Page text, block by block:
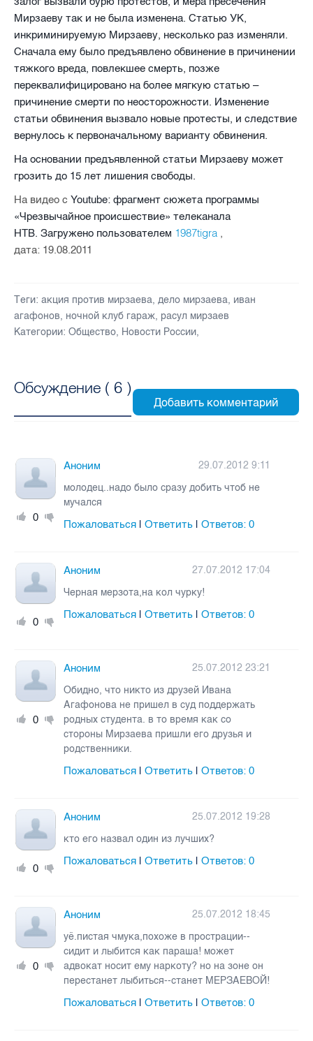
Мирзаеву так и не была изменена. Статью УК,
инкриминируемую Мирзаеву, несколько раз изменяли.
Сначала ему было предъявлено обвинение в причинении
тяжкого вреда, повлекшее смерть, позже
переквалифицировано на более мягкую статью –
причинение смерти по неосторожности. Изменение
статьи обвинения вызвало новые протесты, и следствие
вернулось к первоначальному варианту обвинения.
На основании предъявленной статьи Мирзаеву может
грозить до 15 лет лишения свободы.
На видео с Youtube: фрагмент сюжета программы
«Чрезвычайное происшествие» телеканала
НТВ. Загружено пользователем 1987tigra ,
дата: 19.08.2011
Теги: акция против мирзаева, дело мирзаева, иван
агафонов, ночной клуб гараж, расул мирзаев
Категории: Общество, Новости России,
Обсуждение ( 6 )
0
Аноним
29.07.2012 9:11
молодец..надо было сразу добить чтоб не
мучался
Пожаловаться |Ответить |Ответов:0
0
Аноним
27.07.2012 17:04
Черная мерзота,на кол чурку!
Пожаловаться |Ответить |Ответов:0
0
Аноним
25.07.2012 23:21
Обидно, что никто из друзей Ивана
Агафонова не пришел в суд поддержать
родных студента. в то время как со
стороны Мирзаева пришли его друзья и
родственники.
Пожаловаться |Ответить |Ответов:0
0
Аноним
25.07.2012 19:28
кто его назвал один из лучших?
Пожаловаться |Ответить |Ответов:0
0
Аноним
25.07.2012 18:45
уё.пистая чмука,похоже в прострации--
сидит и лыбится как параша! может
адвокат носит ему наркоту? но на зоне он
перестанет лыбиться--станет МЕРЗАЕВОЙ!
Пожаловаться |Ответить |Ответов:0